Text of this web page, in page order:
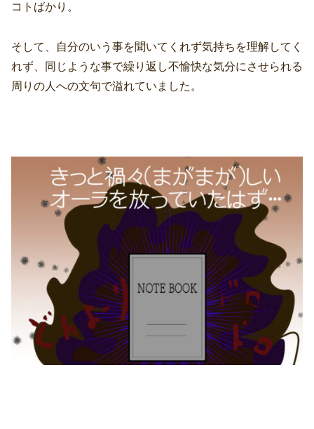
コトばかり。
そして、自分のいう事を聞いてくれず気持ちを理解してく
れず、同じような事で繰り返し不愉快な気分にさせられる
周りの人への文句で溢れていました。